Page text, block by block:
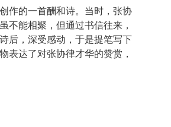
作的一首酬和诗。当时，张协
不能相聚，但通过书信往来，
后，深受感动，于是提笔写下
表达了对张协律才华的赞赏，